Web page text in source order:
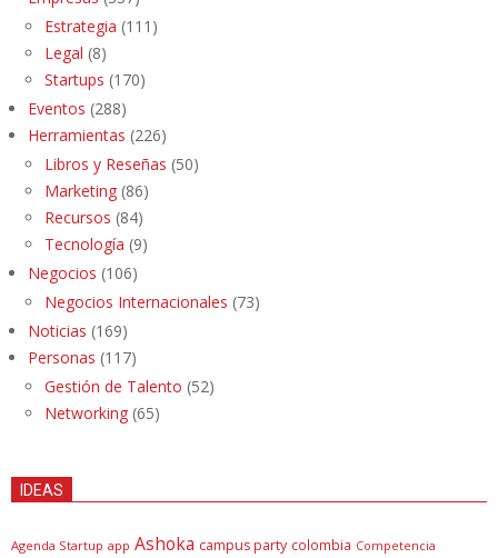
Estrategia (111)
Legal (8)
Startups (170)
Eventos (288)
Herramientas (226)
Libros y Reseñas (50)
Marketing (86)
Recursos (84)
Tecnología (9)
Negocios (106)
Negocios Internacionales (73)
Noticias (169)
Personas (117)
Gestión de Talento (52)
Networking (65)
IDEAS
Agenda Startup app Ashoka campus party colombia Competencia